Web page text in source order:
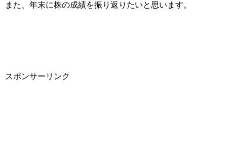
また、年末に株の成績を振り返りたいと思います。
スポンサーリンク